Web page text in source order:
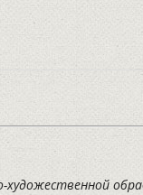
художественной